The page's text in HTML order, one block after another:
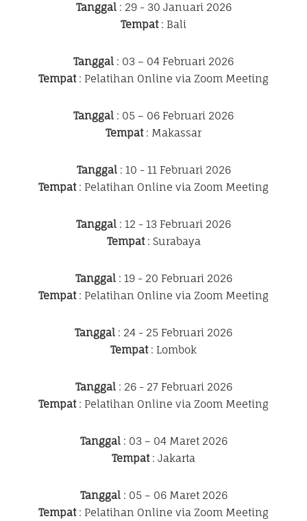
Tanggal: 29 - 30 Januari 2026
Tempat: Bali
Tanggal : 03 – 04 Februari 2026
Tempat: Pelatihan Online via Zoom Meeting
Tanggal : 05 – 06 Februari 2026
Tempat: Makassar
Tanggal: 10 - 11 Februari 2026
Tempat: Pelatihan Online via Zoom Meeting
Tanggal : 12 - 13 Februari 2026
Tempat: Surabaya
Tanggal: 19 - 20 Februari 2026
Tempat: Pelatihan Online via Zoom Meeting
Tanggal : 24 - 25 Februari 2026
Tempat: Lombok
Tanggal: 26 - 27 Februari 2026
Tempat: Pelatihan Online via Zoom Meeting
Tanggal: 03 – 04 Maret 2026
Tempat: Jakarta
Tanggal: 05 – 06 Maret 2026
Tempat: Pelatihan Online via Zoom Meeting